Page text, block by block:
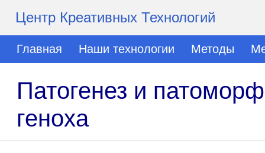
Центр Креативных Технологий
Главная Наши технологии Методы
Патогенез и
геноха